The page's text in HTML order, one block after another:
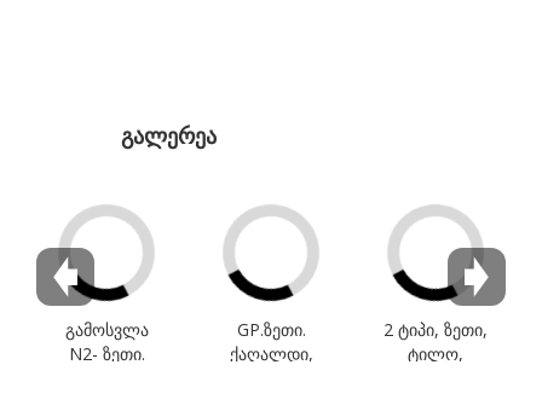
დეივიდ დათუნა
დუმბაძე სოსო
ესართია ხატია
ეძგვერაძე გია
გალერეა
გამოსვლა
N2- ზეთი.
GP.ზეთი.
ქაღალდი,
2 ტიპი, ზეთი,
ტილო,